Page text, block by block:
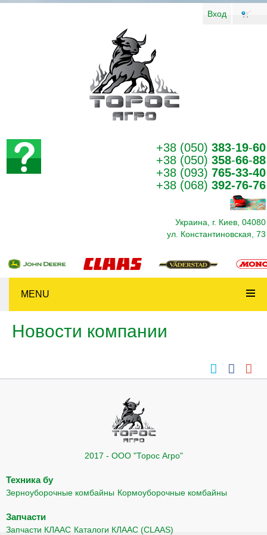
Вход
+38 (050) 383-19-60
+38 (050) 358-66-88
+38 (093) 765-33-40
+38 (068) 392-76-76
Украина, г. Киев, 04080
ул. Константиновская, 73
MENU
Новости компании
2017 - ООО "Торос Агро"
Техника бу
Зерноуборочные комбайны Кормоуборочные комбайны
Запчасти
Запчасти КЛААС Каталоги КЛААС (CLAAS)